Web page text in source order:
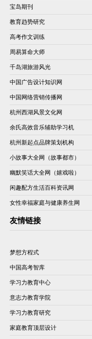
宝岛期刊
教育趋势研究
高考作文训练
周易算命大师
千岛湖旅游风光
中国广告设计知识网
中国网络营销传播网
杭州西湖风景文化网
余氏高效音乐辅助学习机
杭州新起点品牌策划机构
小故事大全网（故事都市）
幽默笑话大全网（嬉戏啦）
闲趣配方生活百科资讯网
女性幸福家庭与健康养生网
友情链接
梦想方程式
中国高考智库
学习力教育中心
意志力教育学院
学习力教育研究
家庭教育顶层设计